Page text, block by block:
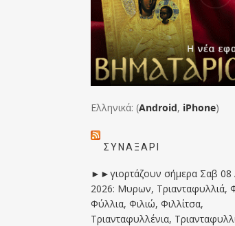
Ελληνικά: (Android, iPhone)
ΣΥΝΑΞΆΡΙ
►►γιορτάζουν σήμερα Σαβ 08
2026: Μυρων, Τριανταφυλλιά,
Φύλλια, Φιλιώ, Φιλλίτσα,
Τριανταφυλλένια,